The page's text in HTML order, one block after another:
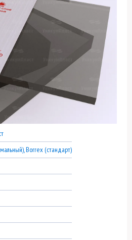
Borrex (стандарт)